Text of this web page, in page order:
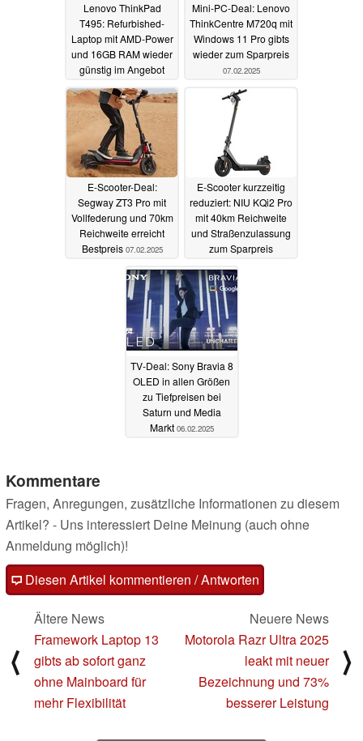
Lenovo ThinkPad
T495: Refurbished-
Laptop mit AMD-Power
und 16GB RAM wieder
günstig im Angebot
08.02.2025
Mini-PC-Deal: Lenovo
ThinkCentre M720q mit
Windows 11 Pro gibts
wieder zum Sparpreis
07.02.2025
E-Scooter-Deal:
Segway ZT3 Pro mit
Vollfederung und 70km
Reichweite erreicht
Bestpreis 07.02.2025
E-Scooter kurzzeitig
reduziert: NIU KQi2 Pro
mit 40km Reichweite
und Straßenzulassung
zum Sparpreis
TV-Deal: Sony Bravia 8
OLED in allen Größen
zu Tiefpreisen bei
Saturn und Media
Markt 06.02.2025
Kommentare
Fragen, Anregungen, zusätzliche Informationen zu diesem
Artikel? - Uns interessiert Deine Meinung (auch ohne
Anmeldung möglich)!
Diesen Artikel kommentieren / Antworten
⟨
Ältere News
Framework Laptop 13
gibts ab sofort ganz
ohne Mainboard für
mehr Flexibilität
Neuere News
Motorola Razr Ultra 2025
leakt mit neuer
Bezeichnung und 73%
besserer Leistung
⟩